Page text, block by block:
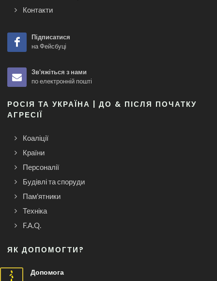
Контакти
Підписатися
на Фейсбуці
Зв'яжіться з нами
по електронній пошті
РОСІЯ ТА УКРАЇНА | ДО & ПІСЛЯ ПОЧАТКУ
АГРЕСІЇ
Коаліції
Країни
Персоналії
Будівлі та споруди
Пам'ятники
Техніка
F.A.Q.
ЯК ДОПОМОГТИ?
Допомога